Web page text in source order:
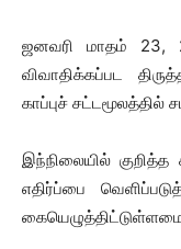
ஜனவரி மாதம் 23,
விவாதிக்கப்பட
காப்புச்
இந்நிலையில் குறித்த
எதிர்ப்பை
கையெழுத்திட்டுள்ளமை